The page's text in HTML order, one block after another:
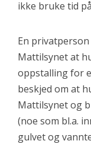
ikke bruke tid
En
Mattilsynet at
oppstalling for
beskjed om at
Mattilsynet og
(noe som bl.a.
gulvet og